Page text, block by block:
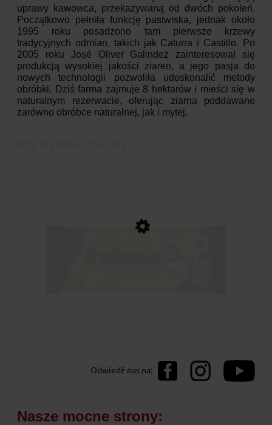
uprawy kawowca, przekazywaną od dwóch pokoleń.
Początkowo pełniła funkcję pastwiska, jednak około
1995 roku posadzono tam pierwsze krzewy
tradycyjnych odmian, takich jak Caturra i Castillo. Po
2005 roku José Oliver Galindez zainteresował się
produkcją wysokiej jakości ziaren, a jego pasja do
nowych technologii pozwoliła udoskonalić metody
obróbki. Dziś farma zajmuje 8 hektarów i mieści się w
naturalnym rezerwacie, oferując ziarna poddawane
zarówno obróbce naturalnej, jak i mytej.
Baton proteinowy ProBooster 2 Mango
70g
Odwiedź nas na:
Nasze mocne strony: